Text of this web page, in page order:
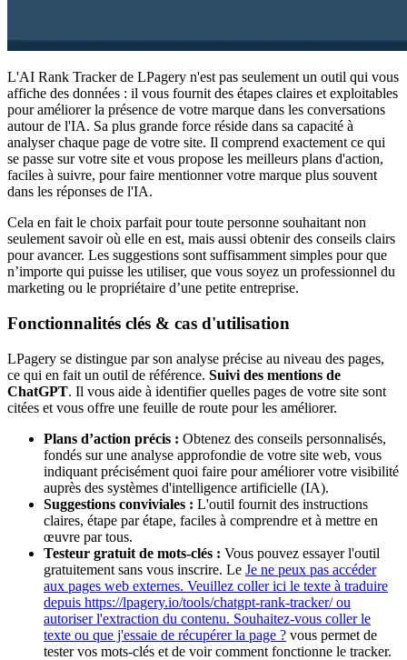
L'AI Rank Tracker de LPagery n'est pas seulement un outil qui vous
affiche des données : il vous fournit des étapes claires et exploitables
pour améliorer la présence de votre marque dans les conversations
autour de l'IA. Sa plus grande force réside dans sa capacité à
analyser chaque page de votre site. Il comprend exactement ce qui
se passe sur votre site et vous propose les meilleurs plans d'action,
faciles à suivre, pour faire mentionner votre marque plus souvent
dans les réponses de l'IA.
Cela en fait le choix parfait pour toute personne souhaitant non
seulement savoir où elle en est, mais aussi obtenir des conseils clairs
pour avancer. Les suggestions sont suffisamment simples pour que
n’importe qui puisse les utiliser, que vous soyez un professionnel du
marketing ou le propriétaire d’une petite entreprise.
Fonctionnalités clés & cas d'utilisation
LPagery se distingue par son analyse précise au niveau des pages,
ce qui en fait un outil de référence. Suivi des mentions de
ChatGPT. Il vous aide à identifier quelles pages de votre site sont
citées et vous offre une feuille de route pour les améliorer.
Plans d’action précis : Obtenez des conseils personnalisés,
fondés sur une analyse approfondie de votre site web, vous
indiquant précisément quoi faire pour améliorer votre visibilité
auprès des systèmes d'intelligence artificielle (IA).
Suggestions conviviales : L'outil fournit des instructions
claires, étape par étape, faciles à comprendre et à mettre en
œuvre par tous.
Testeur gratuit de mots-clés : Vous pouvez essayer l'outil
gratuitement sans vous inscrire. Le Je ne peux pas accéder
aux pages web externes. Veuillez coller ici le texte à traduire
depuis https://lpagery.io/tools/chatgpt-rank-tracker/ ou
autoriser l'extraction du contenu. Souhaitez-vous coller le
texte ou que j'essaie de récupérer la page ? vous permet de
tester vos mots-clés et de voir comment fonctionne le tracker.